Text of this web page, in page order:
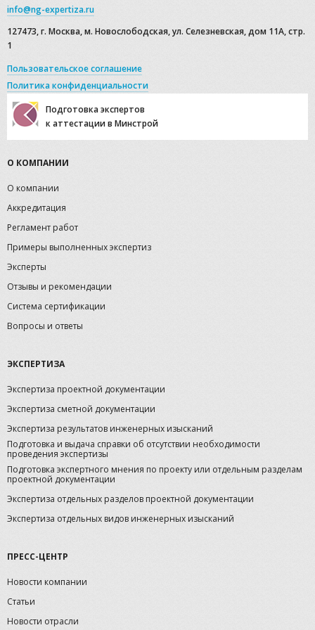
О КОМПАНИИ
О компании
Аккредитация
Регламент работ
Примеры выполненных экспертиз
Эксперты
Отзывы и рекомендации
Система сертификации
Вопросы и ответы
ЭКСПЕРТИЗА
Экспертиза проектной документации
Экспертиза сметной документации
Экспертиза результатов инженерных изысканий
Подготовка и выдача справки об отсутствии необходимости
проведения экспертизы
Подготовка экспертного мнения по проекту или отдельным разделам
проектной документации
Экспертиза отдельных разделов проектной документации
Экспертиза отдельных видов инженерных изысканий
ПРЕСС-ЦЕНТР
Новости компании
Статьи
Новости отрасли
info@ng-expertiza.ru
127473, г. Москва, м. Новослободская, ул. Селезневская, дом 11А, стр.
1
Пользовательское соглашение
Политика конфиденциальности
Подготовка экспертов
к аттестации в Минстрой